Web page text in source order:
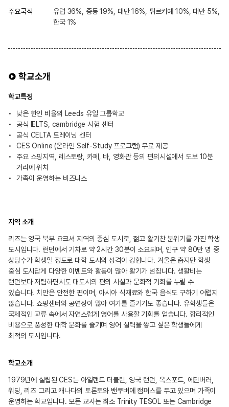
주요국적
유럽 36%, 중동 19%, 대만 16%, 튀르키예 10%, 대만 5%,
한국 1%
학교소개
학교특징
낮은 한인 비율의 Leeds 유일 그룹학교
공식 IELTS, cambridge 시험 센터
공식 CELTA 트레이닝 센터
CES Online (온라인 Self-Study 프로그램) 무료 제공
주요 쇼핑지역, 레스토랑, 카페, 바, 영화관 등의 편의시설에서 도보 10분
거리에 위치
가족이 운영하는 비즈니스
지역 소개
리즈는 영국 북부 요크셔 지역의 중심 도시로, 젊고 활기찬 분위기를 가진 학생
도시입니다. 런던에서 기차로 약 2시간 30분이 소요되며, 인구 약 80만 명 중
상당수가 학생일 정도로 대학 도시의 성격이 강합니다. 겨울은 춥지만 학생
중심 도시답게 다양한 이벤트와 활동이 많아 활기가 넘칩니다. 생활비는
런던보다 저렴하면서도 대도시의 편의 시설과 문화적 기회를 누릴 수
있습니다. 치안은 안전한 편이며, 아시아 식재료와 한국 음식도 구하기 어렵지
않습니다. 쇼핑센터와 공연장이 많아 여가를 즐기기도 좋습니다. 유학생들은
국제적인 교류 속에서 자연스럽게 영어를 사용할 기회를 얻습니다. 합리적인
비용으로 풍성한 대학 문화를 즐기며 영어 실력을 쌓고 싶은 학생들에게
최적의 도시입니다.
학교소개
1979년에 설립된 CES는 아일랜드 더블린, 영국 런던, 옥스포드, 에딘버러,
워딩, 리즈 그리고 캐나다의 토론토와 밴쿠버에 캠퍼스를 두고 있으며 가족이
운영하는 학교입니다. 모든 교사는 최소 Trinity TESOL 또는 Cambridge